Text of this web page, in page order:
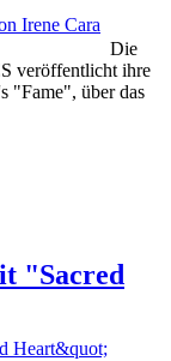
Die
veröffentlicht ihre
"Fame", über das
"Sacred